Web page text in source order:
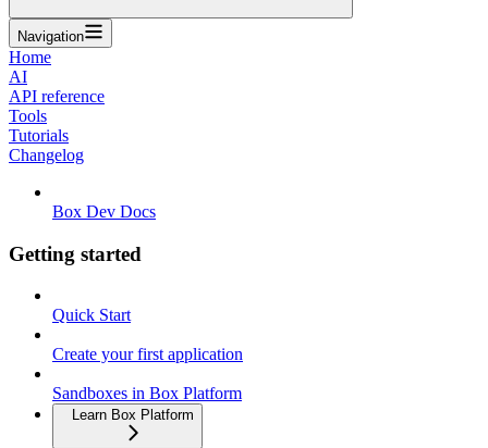
Navigation
Home
AI
API reference
Tools
Tutorials
Changelog
Box Dev Docs
Getting started
Quick Start
Create your first application
Sandboxes in Box Platform
Learn Box Platform